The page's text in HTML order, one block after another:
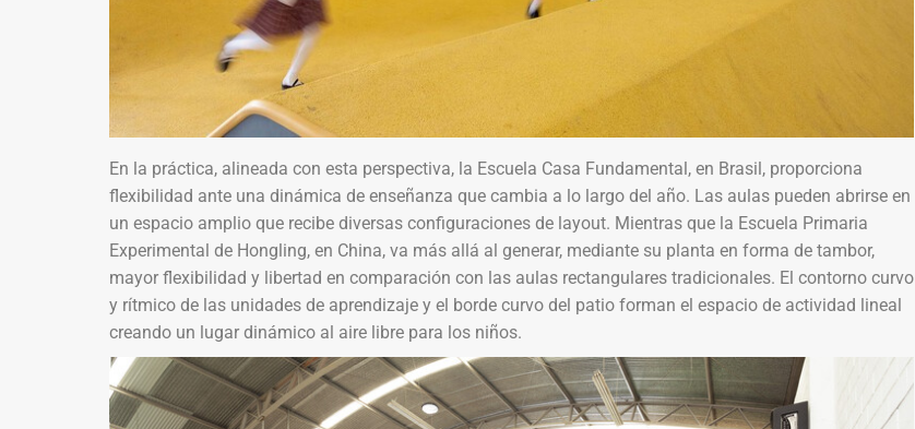
En la práctica, alineada con esta perspectiva, la Escuela Casa Fundamental, en Brasil, proporciona
flexibilidad ante una dinámica de enseñanza que cambia a lo largo del año. Las aulas pueden abrirse en
un espacio amplio que recibe diversas configuraciones de layout. Mientras que la Escuela Primaria
Experimental de Hongling, en China, va más allá al generar, mediante su planta en forma de tambor,
mayor flexibilidad y libertad en comparación con las aulas rectangulares tradicionales. El contorno curvo
y rítmico de las unidades de aprendizaje y el borde curvo del patio forman el espacio de actividad lineal
creando un lugar dinámico al aire libre para los niños.